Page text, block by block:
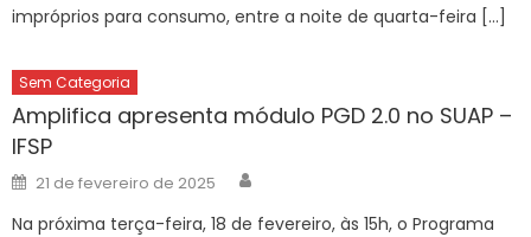
impróprios para consumo, entre a noite de quarta-feira […]
Sem Categoria
Amplifica apresenta módulo PGD 2.0 no SUAP –
IFSP
Posted
on
21 de fevereiro de 2025
Na próxima terça-feira, 18 de fevereiro, às 15h, o Programa